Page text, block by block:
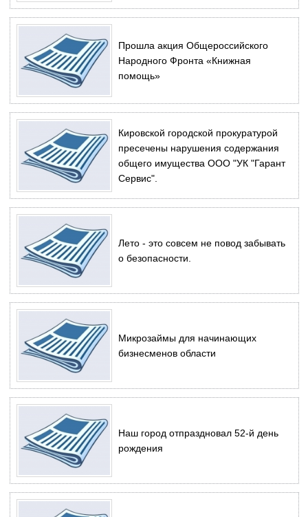
Прошла акция Общероссийского
Народного Фронта «Книжная
помощь»
Кировской городской прокуратурой
пресечены нарушения содержания
общего имущества ООО "УК "Гарант
Сервис".
Лето - это совсем не повод забывать
о безопасности.
Микрозаймы для начинающих
бизнесменов области
Наш город отпраздновал 52-й день
рождения